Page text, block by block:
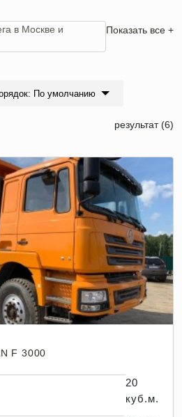
в Москве и
Показать все +
По умолчанию
результат (6)
F 3000
20
куб.м.